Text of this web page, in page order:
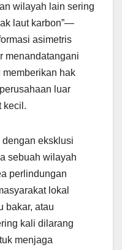
wilayah lain sering
laut karbon”—
asimetris
menandatangani
memberikan hak
luar
kecil.
eksklusi
sebuah wilayah
perlindungan
lokal
bakar, atau
kali dilarang
menjaga